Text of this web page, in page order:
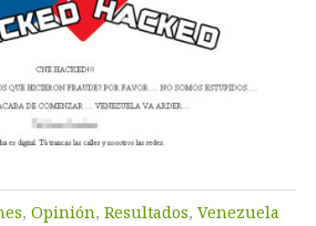
, Opinión, Resultados, Venezuela